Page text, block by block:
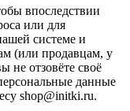
впоследствии
или для
системе и
(или продавцам, у
не отзовёте своё
данные
shop@initki.ru.